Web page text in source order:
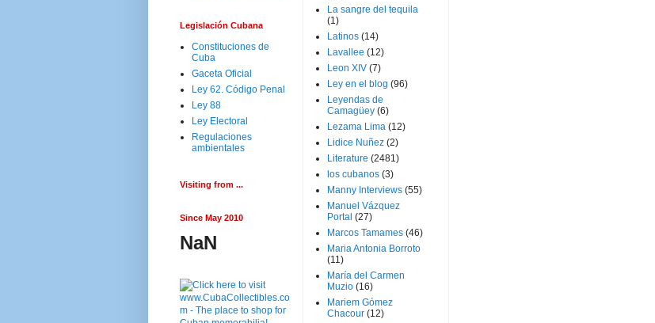
Legislación Cubana
Constituciones de
Cuba
Gaceta Oficial
Ley 62. Código Penal
Ley 88
Ley Electoral
Regulaciones
ambientales
Visiting from ...
Since May 2010
NaN
La sangre del tequila
(1)
Latinos (14)
Lavallee (12)
Leon XIV (7)
Ley en el blog (96)
Leyendas de
Camagüey (6)
Lezama Lima (12)
Lidice Nuñez (2)
Literature (2481)
los cubanos (3)
Manny Interviews (55)
Manuel Vázquez
Portal (27)
Marcos Tamames (46)
Maria Antonia Borroto
(11)
María del Carmen
Muzio (16)
Mariem Gómez
Chacour (12)